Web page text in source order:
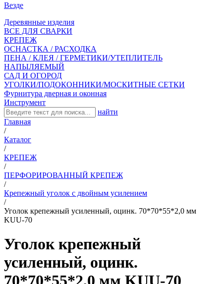
Везде
Деревянные изделия
ВСЕ ДЛЯ СВАРКИ
КРЕПЕЖ
ОСНАСТКА / РАСХОДКА
ПЕНА / КЛЕЯ / ГЕРМЕТИКИ/УТЕПЛИТЕЛЬ
НАПЫЛЯЕМЫЙ
САД И ОГОРОД
УГОЛКИ/ПОДОКОННИКИ/МОСКИТНЫЕ СЕТКИ
Фурнитура дверная и оконная
Инструмент
найти
Главная
/
Каталог
/
КРЕПЕЖ
/
ПЕРФОРИРОВАННЫЙ КРЕПЕЖ
/
Крепежный уголок с двойным усилением
/
Уголок крепежный усиленный, оцинк. 70*70*55*2,0 мм
KUU-70
Уголок крепежный
усиленный, оцинк.